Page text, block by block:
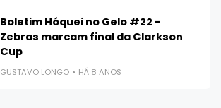
Boletim Hóquei no Gelo #22 -
Zebras marcam final da Clarkson
Cup
GUSTAVO LONGO HÁ 8 ANOS